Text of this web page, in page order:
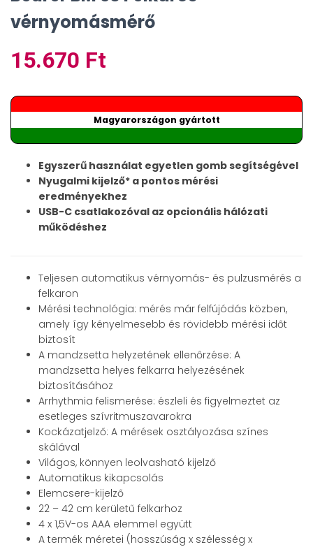
vérnyomásmérő
15.670 Ft
Magyarországon gyártott
Egyszerű használat egyetlen gomb segítségével
Nyugalmi kijelző* a pontos mérési
eredményekhez
USB-C csatlakozóval az opcionális hálózati
működéshez
Teljesen automatikus vérnyomás- és pulzusmérés a
felkaron
Mérési technológia: mérés már felfújódás közben,
amely így kényelmesebb és rövidebb mérési időt
biztosít
A mandzsetta helyzetének ellenőrzése: A
mandzsetta helyes felkarra helyezésének
biztosításához
Arrhythmia felismerése: észleli és figyelmeztet az
esetleges szívritmuszavarokra
Kockázatjelző: A mérések osztályozása színes
skálával
Világos, könnyen leolvasható kijelző
Automatikus kikapcsolás
Elemcsere-kijelző
22 – 42 cm kerületű felkarhoz
4 x 1,5V-os AAA elemmel együtt
A termék méretei (hosszúság x szélesség x